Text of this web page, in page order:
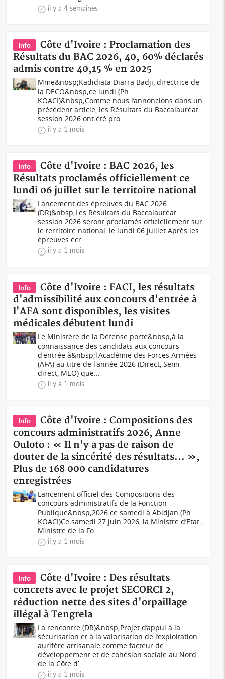
il y a 4 semaines
Info
Côte d'Ivoire : Proclamation des
Résultats du BAC 2026, 40, 60% déclarés
admis contre 40,15 % en 2025
Mme&nbsp;Kadidiata Diarra Badji, directrice de
la DECO&nbsp;ce lundi (Ph
KOACI)&nbsp;Comme nous l’annoncions dans un
précédent article, les Résultats du Baccalauréat
session 2026 ont été pro...
il y a 1 mois
Info
Côte d'Ivoire : BAC 2026, les
Résultats proclamés officiellement ce
lundi 06 juillet sur le territoire national
Lancement des épreuves du BAC 2026
(DR)&nbsp;Les Résultats du Baccalauréat
session 2026 seront proclamés officiellement sur
le territoire national, le lundi 06 juillet.Après les
épreuves écr...
il y a 1 mois
Info
Côte d'Ivoire : FACI, les résultats
d'admissibilité aux concours d'entrée à
l'AFA sont disponibles, les visites
médicales débutent lundi
Le Ministère de la Défense porte&nbsp;à la
connaissance des candidats aux concours
d'entrée à&nbsp;l'Académie des Forces Armées
(AFA) au titre de l'année 2026 (Direct, Semi-
direct, MEO) que...
il y a 1 mois
Info
Côte d'Ivoire : Compositions des
concours administratifs 2026, Anne
Ouloto : « Il n'y a pas de raison de
douter de la sincérité des résultats... »,
Plus de 168 000 candidatures
enregistrées
Lancement officiel des Compositions des
concours administratifs de la Fonction
Publique&nbsp;2026 ce samedi à Abidjan (Ph
KOACI)Ce samedi 27 juin 2026, la Ministre d’Etat ,
Ministre de la Fo...
il y a 1 mois
Info
Côte d'Ivoire : Des résultats
concrets avec le projet SECORCI 2,
réduction nette des sites d'orpaillage
illégal à Tengrela
La rencontre (DR)&nbsp;Projet d’appui à la
sécurisation et à la valorisation de l’exploitation
aurifère artisanale comme facteur de
développement et de cohésion sociale au Nord
de la Côte d’...
il y a 1 mois